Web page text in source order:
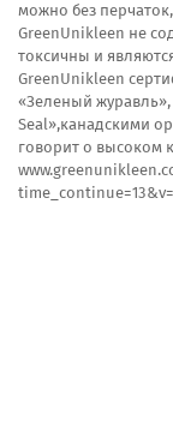
можно без
GreenUnikleen не
токсичны и
GreenUnikleen
«Зеленый
Seal»,канадскими
говорит о высоком